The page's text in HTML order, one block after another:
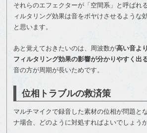
それらのエフェクターが「空間系」と呼ばれ
ィルタリング効果は音をボヤけさせるような
と思います。
あと覚えておきたいのは、周波数が高い音よ
フィルタリング効果の影響が分かりやすく出
音の方が周期が長いためです。
位相トラブルの救済策
マルチマイクで録音した素材の位相が問題と
ナ場合、どのように対処すればよいでしょう